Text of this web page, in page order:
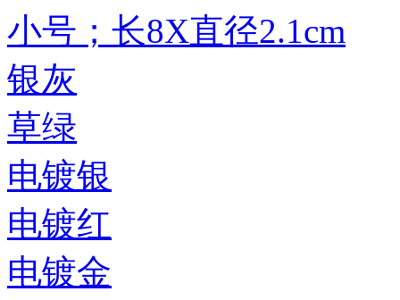
小号；长8X直径2.1cm
银灰
草绿
电镀银
电镀红
电镀金